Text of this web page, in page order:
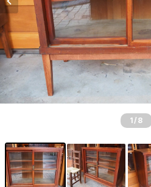
1 /8